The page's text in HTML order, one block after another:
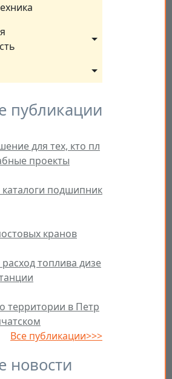
публикации
для тех, кто пл
проекты
подшипник
кранов
топлива дизе
территории в Петр
Все публикации>>>
новости